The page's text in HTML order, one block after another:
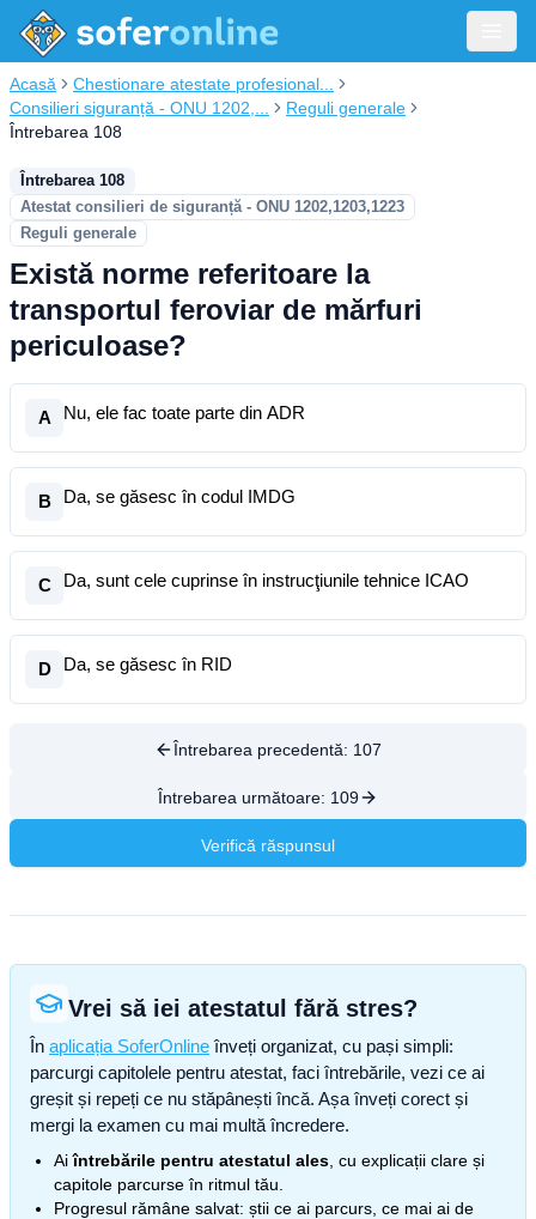
Acasă
Chestionare atestate profesional...
Consilieri siguranță - ONU 1202,...
Reguli generale
Întrebarea 108
Întrebarea 108
Atestat consilieri de siguranță - ONU 1202,1203,1223
Reguli generale
Există norme referitoare la
transportul feroviar de mărfuri
periculoase?
A Nu, ele fac toate parte din ADR
B Da, se găsesc în codul IMDG
C Da, sunt cele cuprinse în instrucţiunile tehnice ICAO
D Da, se găsesc în RID
Întrebarea precedentă: 107
Întrebarea următoare: 109
Verifică răspunsul
Vrei să iei atestatul fără stres?
În aplicația SoferOnline înveți organizat, cu pași simpli:
parcurgi capitolele pentru atestat, faci întrebările, vezi ce ai
greșit și repeți ce nu stăpânești încă. Așa înveți corect și
mergi la examen cu mai multă încredere.
Aiîntrebările pentru atestatul ales , cu explicații clare și
capitole parcurse în ritmul tău.
Progresul rămâne salvat: știi ce ai parcurs, ce mai ai de